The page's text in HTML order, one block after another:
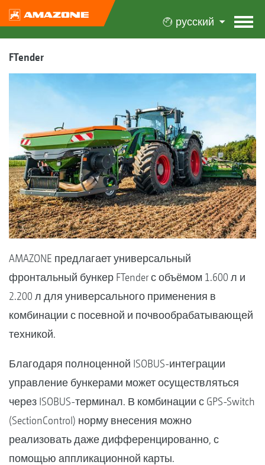
русский
FTender
AMAZONE предлагает универсальный
фронтальный бункер FTender с объёмом 1.600 л и
2.200 л для универсального применения в
комбинации с посевной и почвообрабатывающей
техникой.
Благодаря полноценной ISOBUS-интеграции
управление бункерами может осуществляться
через ISOBUS-терминал. В комбинации с GPS-Switch
(SectionControl) норму внесения можно
реализовать даже дифференцированно, с
помощью аппликационной карты.